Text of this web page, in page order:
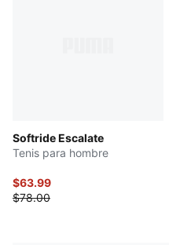
Softride Escalate
Tenis para hombre
$63.99
$78.00